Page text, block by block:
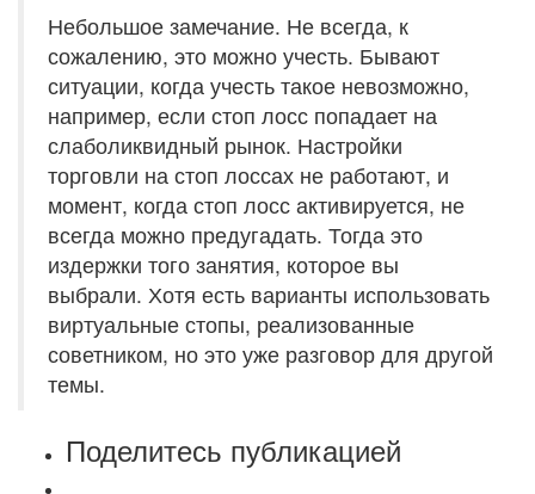
Небольшое замечание. Не всегда, к
сожалению, это можно учесть. Бывают
ситуации, когда учесть такое невозможно,
например, если стоп лосс попадает на
слаболиквидный рынок. Настройки
торговли на стоп лоссах не работают, и
момент, когда стоп лосс активируется, не
всегда можно предугадать. Тогда это
издержки того занятия, которое вы
выбрали. Хотя есть варианты использовать
виртуальные стопы, реализованные
советником, но это уже разговор для другой
темы.
Поделитесь публикацией